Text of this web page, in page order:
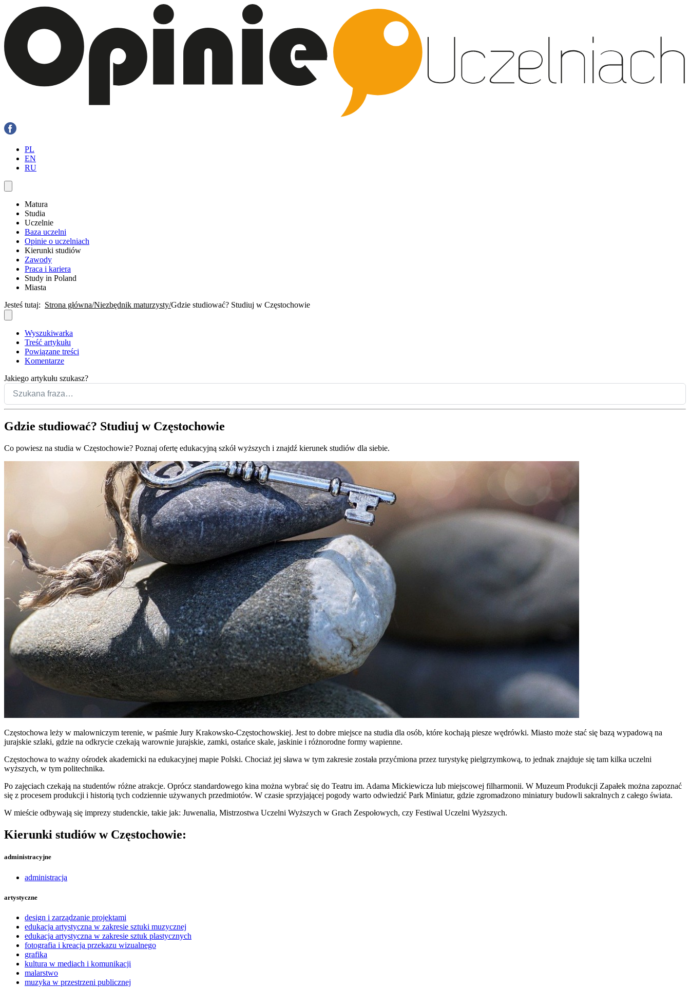
PL
EN
RU
Matura
Studia
Uczelnie
Baza uczelni
Opinie o uczelniach
Kierunki studiów
Zawody
Praca i kariera
Study in Poland
Miasta
Jesteś tutaj: Strona główna Niezbędnik maturzysty Gdzie studiować? Studiuj w Częstochowie
Wyszukiwarka
Treść artykułu
Powiązane treści
Komentarze
Jakiego artykułu szukasz?
Gdzie studiować? Studiuj w Częstochowie
Co powiesz na studia w Częstochowie? Poznaj ofertę edukacyjną szkół wyższych i znajdź kierunek studiów dla siebie.
Częstochowa leży w malowniczym terenie, w paśmie Jury Krakowsko-Częstochowskiej. Jest to dobre miejsce na studia dla osób, które kochają piesze wędrówki. Miasto może stać się bazą wypadową na
jurajskie szlaki, gdzie na odkrycie czekają warownie jurajskie, zamki, ostańce skale, jaskinie i różnorodne formy wapienne.
Częstochowa to ważny ośrodek akademicki na edukacyjnej mapie Polski. Chociaż jej sława w tym zakresie została przyćmiona przez turystykę pielgrzymkową, to jednak znajduje się tam kilka uczelni
wyższych, w tym politechnika.
Po zajęciach czekają na studentów różne atrakcje. Oprócz standardowego kina można wybrać się do Teatru im. Adama Mickiewicza lub miejscowej filharmonii. W Muzeum Produkcji Zapałek można zapoznać
się z procesem produkcji i historią tych codziennie używanych przedmiotów. W czasie sprzyjającej pogody warto odwiedzić Park Miniatur, gdzie zgromadzono miniatury budowli sakralnych z całego świata.
W mieście odbywają się imprezy studenckie, takie jak: Juwenalia, Mistrzostwa Uczelni Wyższych w Grach Zespołowych, czy Festiwal Uczelni Wyższych.
Kierunki studiów w Częstochowie:
administracyjne
administracja
artystyczne
design i zarządzanie projektami
edukacja artystyczna w zakresie sztuki muzycznej
edukacja artystyczna w zakresie sztuk plastycznych
fotografia i kreacja przekazu wizualnego
grafika
kultura w mediach i komunikacji
malarstwo
muzyka w przestrzeni publicznej